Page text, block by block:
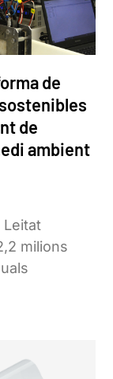
de
de
ambient
Leitat
milions